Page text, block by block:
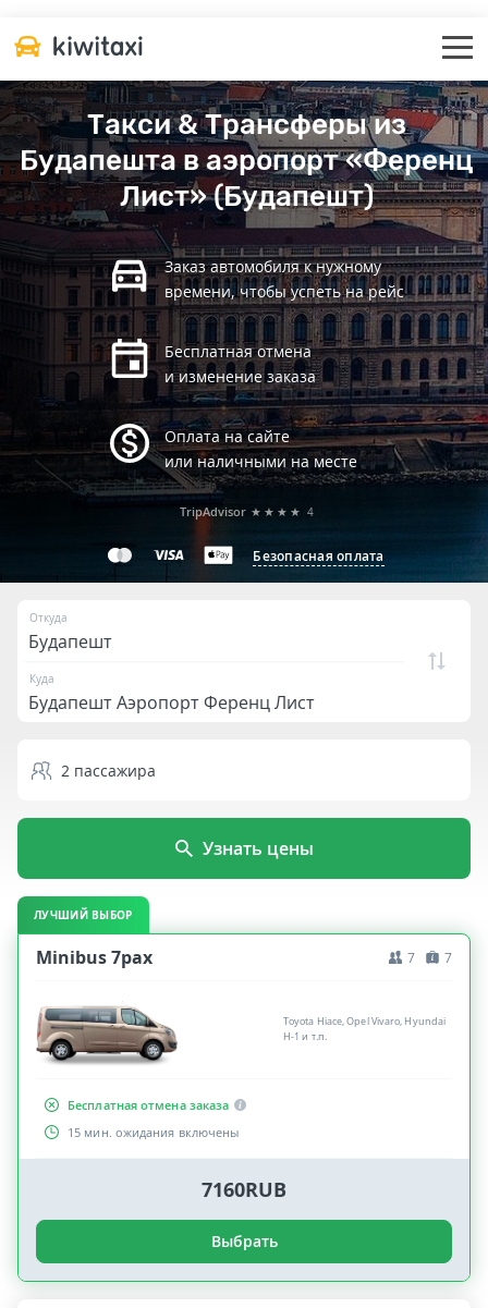
Такси & Трансферы из
Будапешта в аэропорт «Ференц
Лист» (Будапешт)
Заказ автомобиля к нужному
времени, чтобы успеть на рейс
Бесплатная отмена
и изменение заказа
Оплата на сайте
или наличными на месте
Безопасная оплата
TripAdvisor ★★★★ 4
Откуда
Куда
2 пассажира
Узнать цены
ЛУЧШИЙ ВЫБОР
Minibus 7pax 7 7
Toyota Hiace, Opel Vivaro, Hyundai
H-1 и т.п.
Бесплатная отмена заказа
15 мин. ожидания включены
7160RUB
Выбрать